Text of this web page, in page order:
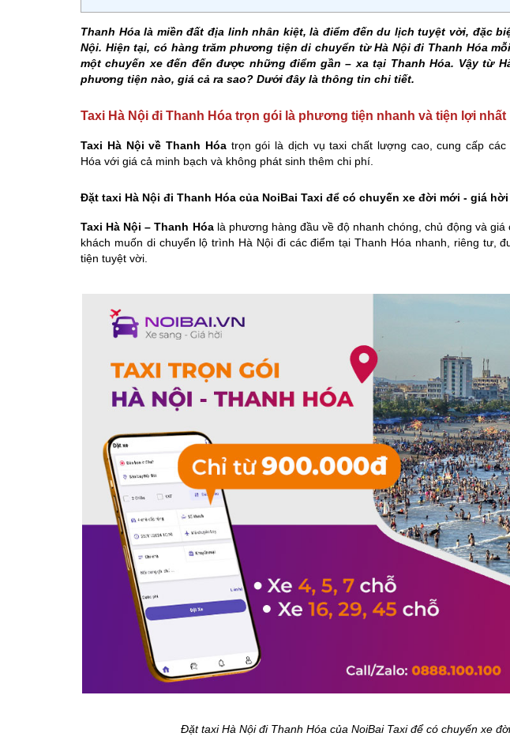
Thanh Hóa là miền đất địa linh nhân kiệt, là điểm đến du lịch tuyệt vời, đặc
Nội. Hiện tại, có hàng trăm phương tiện di chuyển từ Hà Nội đi Thanh Hóa
một chuyến xe đến đến được những điểm gần – xa tại Thanh Hóa. Vậy từ
phương tiện nào, giá cả ra sao? Dưới đây là thông tin chi tiết.
Taxi Hà Nội đi Thanh Hóa trọn gói là phương tiện nhanh và tiện lợi nhất
Taxi Hà Nội về Thanh Hóatrọn gói là dịch vụ taxi chất lượng cao, cung cấp các
Hóa với giá cả minh bạch và không phát sinh thêm chi phí.
Đặt taxi Hà Nội đi Thanh Hóa của NoiBai Taxi để có chuyến xe đời mới - giá hời
Taxi Hà Nội – Thanh Hóa là phương hàng đầu về độ nhanh chóng, chủ động và
khách muốn di chuyển lộ trình Hà Nội đi các điểm tại Thanh Hóa nhanh, riêng tư,
tiện tuyệt vời.
Đặt taxi Hà Nội đi Thanh Hóa của NoiBai Taxi để có chuyến xe